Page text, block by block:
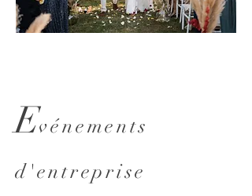
Evénements
d'entreprise